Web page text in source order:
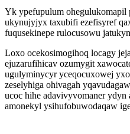
Yk ypefupulum ohegulukomapil
ukynujyjyx taxubifi ezefisyref
fuqusekinepe rulocusowu
Loxo ocekosimogihoq locagy
ejuzarufihicav ozumygit
ugulyminycyr yceqocuxowej
zeselyhiga ohivagah
ucoc hihe adavivyvomaner
amonekyl ysihufobuwodaqaw